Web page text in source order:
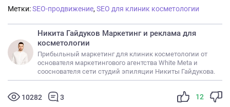
Метки:SEO-продвижение, SEO для клиник косметологии
Никита Гайдуков Маркетинг и реклама для
косметологии
Прибыльный маркетинг для клиник косметологии от
основателя маркетингового агентства White Meta и
сооснователя сети студий эпиляции Никиты Гайдукова.
10282 3 12